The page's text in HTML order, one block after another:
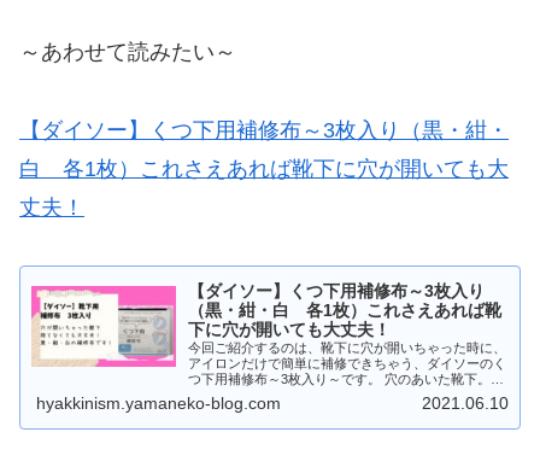
～あわせて読みたい～
【ダイソー】くつ下用補修布～3枚入り（黒・紺・
白 各1枚）これさえあれば靴下に穴が開いても大
丈夫！
【ダイソー】くつ下用補修布～3枚入り
（黒・紺・白 各1枚）これさえあれば靴
下に穴が開いても大丈夫！
今回ご紹介するのは、靴下に穴が開いちゃった時に、
アイロンだけで簡単に補修できちゃう、ダイソーのく
つ下用補修布～3枚入り～です。 穴のあいた靴下。捨
ててしまうのはもったいないですよ！専用の補修布を
使えば、だれでも簡単に靴下の穴あきを直せちゃうの
です。
hyakkinism.yamaneko-blog.com 2021.06.10